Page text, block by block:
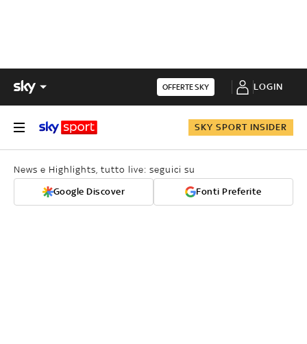
OFFERTE SKY LOGIN
SKY SPORT INSIDER
News e Highlights, tutto live: seguici su
Google Discover Fonti Preferite